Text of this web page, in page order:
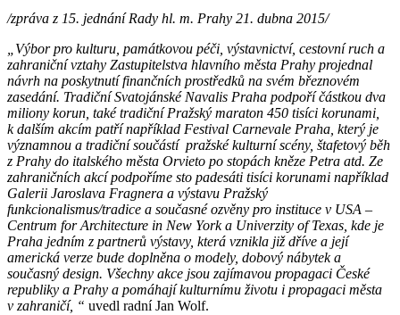
/zpráva z 15. jednání Rady hl. m. Prahy 21. dubna 2015/
„Výbor pro kulturu, památkovou péči, výstavnictví, cestovní ruch a
zahraniční vztahy Zastupitelstva hlavního města Prahy projednal
návrh na poskytnutí finančních prostředků na svém březnovém
zasedání. Tradiční Svatojánské Navalis Praha podpoří částkou dva
miliony korun, také tradiční Pražský maraton 450 tisíci korunami,
k dalším akcím patří například Festival Carnevale Praha, který je
významnou a tradiční součástí pražské kulturní scény, štafetový běh
z Prahy do italského města Orvieto po stopách kněze Petra atd. Ze
zahraničních akcí podpoříme sto padesáti tisíci korunami například
Galerii Jaroslava Fragnera a výstavu Pražský
funkcionalismus/tradice a současné ozvěny pro instituce v USA –
Centrum for Architecture in New York a Univerzity of Texas, kde je
Praha jedním z partnerů výstavy, která vznikla již dříve a její
americká verze bude doplněna o modely, dobový nábytek a
současný design. Všechny akce jsou zajímavou propagaci České
republiky a Prahy a pomáhají kulturnímu životu i propagaci města
v zahraničí, “ uvedl radní Jan Wolf.